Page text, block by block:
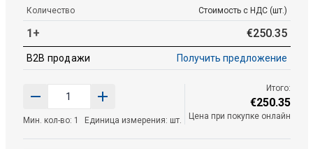
Количество Стоимость с НДС (шт.)
1+ €250.35
B2B продажи Получить предложение
Мин. кол-во: 1 Единица измерения: шт.
Итого:
€250.35
Цена при покупке онлайн